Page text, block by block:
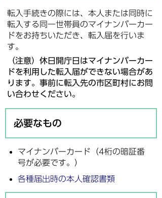
転入手続きの際には、本人または同時に
転入する同一世帯員のマイナンバーカー
ドをお持ちいただき、転入届を行いま
す。
（注意）休日開庁日はマイナンバーカー
ドを利用した転入届ができない場合があ
ります。事前に転入先の市区町村にお問
い合わせください。
必要なもの
マイナンバーカード（4桁の暗証番
号が必要です。）
各種届出時の本人確認書類